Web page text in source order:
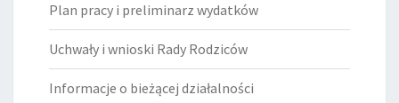
Plan pracy i preliminarz wydatków
Uchwały i wnioski Rady Rodziców
Informacje o bieżącej działalności